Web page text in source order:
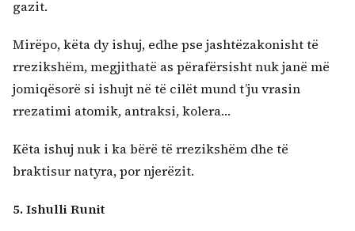
Kërko:
gazit.
Mirëpo, këta dy ishuj, edhe pse jashtëzakonisht të
rrezikshëm, megjithatë as përafërsisht nuk janë më
jomiqësorë si ishujt në të cilët mund t’ju vrasin
rrezatimi atomik, antraksi, kolera…
Këta ishuj nuk i ka bërë të rrezikshëm dhe të
braktisur natyra, por njerëzit.
5. Ishulli Runit